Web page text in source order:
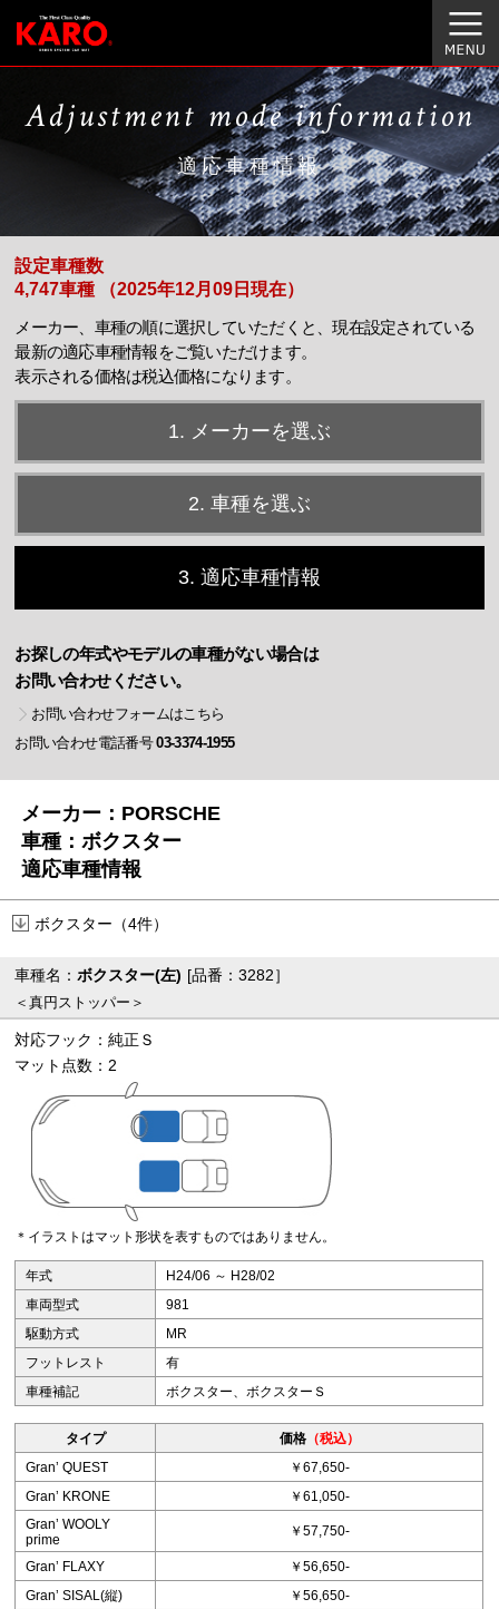
Adjustment mode information
適応車種情報
設定車種数
4,747車種 （2025年12月09日現在）
メーカー、車種の順に選択していただくと、現在設定されている
最新の適応車種情報をご覧いただけます。
表示される価格は税込価格になります。
1. メーカーを選ぶ
2. 車種を選ぶ
3. 適応車種情報
お探しの年式やモデルの車種がない場合は
お問い合わせください。
お問い合わせフォームはこちら
お問い合わせ電話番号03-3374-1955
メーカー：PORSCHE
車種：ボクスター
適応車種情報
ボクスター（4件）
車種名：ボクスター(左) [品番：3282］
＜真円ストッパー＞
対応フック：純正Ｓ
マット点数：2
＊イラストはマット形状を表すものではありません。
年式
H24/06 ～ H28/02
車両型式
981
駆動方式
MR
フットレスト
有
車種補記
ボクスター、ボクスターＳ
タイプ 価格（税込）
Granʼ QUEST
￥67,650-
Granʼ KRONE
￥61,050-
Granʼ WOOLY
prime
￥57,750-
Granʼ FLAXY
￥56,650-
Granʼ SISAL(縦)
￥56,650-